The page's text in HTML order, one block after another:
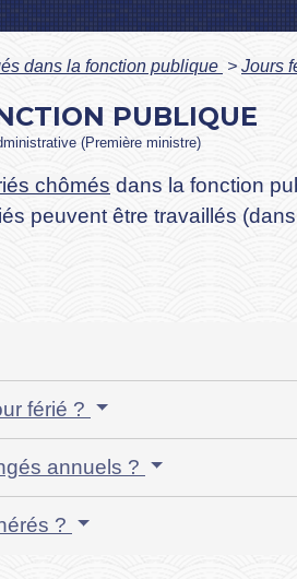
dans la fonction publique > Jours
PUBLIQUE
(Première ministre)
chômés dans la fonction
peuvent être travaillés
férié ?
annuels ?
?